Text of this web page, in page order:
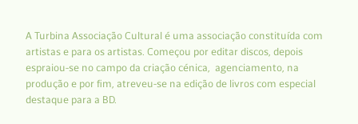
A Turbina Associação Cultural é uma associação constituída com
artistas e para os artistas. Começou por editar discos, depois
espraiou-se no campo da criação cénica, agenciamento, na
produção e por fim, atreveu-se na edição de livros com especial
destaque para a BD.